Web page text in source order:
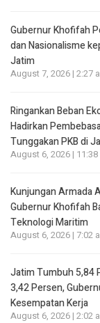
Gubernur Khofifah
dan Nasionalisme
Jatim
August 7, 2026 | 2:27
Ringankan Beban
Hadirkan
Tunggakan PKB di
August 6, 2026 | 11:38
Kunjungan Armada
Gubernur Khofifah
Teknologi Maritim
August 6, 2026 | 7:02
Jatim Tumbuh 5,84
3,42 Persen,
Kesempatan Kerja
August 6, 2026 | 2:02